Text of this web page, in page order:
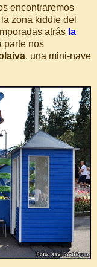
encontraremos
zona kiddie del
atrás la
parte nos
, una mini-nave